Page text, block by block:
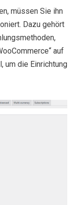
müssen Sie ihn
Dazu gehört
auf
um die Einrichtung